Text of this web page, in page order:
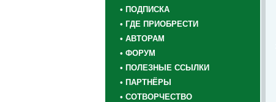
• ПОДПИСКА
• ГДЕ ПРИОБРЕСТИ
• АВТОРАМ
• ФОРУМ
• ПОЛЕЗНЫЕ ССЫЛКИ
• ПАРТНЁРЫ
• СОТВОРЧЕСТВО